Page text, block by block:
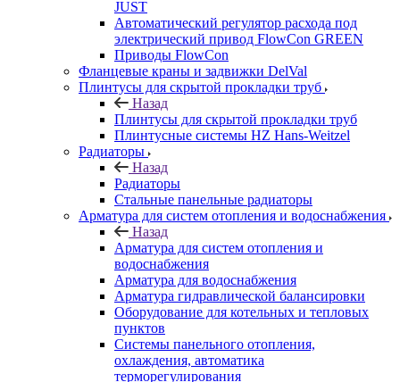
JUST
Автоматический регулятор расхода под
электрический привод FlowСon GREEN
Приводы FlowCon
Фланцевые краны и задвижки DelVal
Плинтусы для скрытой прокладки труб
Назад
Плинтусы для скрытой прокладки труб
Плинтусные системы HZ Hans-Weitzel
Радиаторы
Назад
Радиаторы
Стальные панельные радиаторы
Арматура для систем отопления и водоснабжения
Назад
Арматура для систем отопления и
водоснабжения
Арматура для водоснабжения
Арматура гидравлической балансировки
Оборудование для котельных и тепловых
пунктов
Системы панельного отопления,
охлаждения, автоматика
терморегулирования